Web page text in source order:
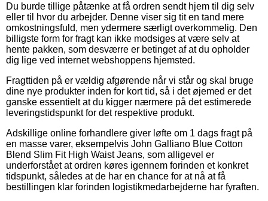
Du burde tillige påtænke at få ordren sendt hjem til dig selv
eller til hvor du arbejder. Denne viser sig tit en tand mere
omkostningsfuld, men ydermere særligt overkommelig. Den
billigste form for fragt kan ikke modsiges at være selv at
hente pakken, som desværre er betinget af at du opholder
dig lige ved internet webshoppens hjemsted.
Fragttiden på er vældig afgørende når vi står og skal bruge
dine nye produkter inden for kort tid, så i det øjemed er det
ganske essentielt at du kigger nærmere på det estimerede
leveringstidspunkt for det respektive produkt.
Adskillige online forhandlere giver løfte om 1 dags fragt på
en masse varer, eksempelvis John Galliano Blue Cotton
Blend Slim Fit High Waist Jeans, som alligevel er
underforstået at ordren køres igennem forinden et konkret
tidspunkt, således at de har en chance for at nå at få
bestillingen klar forinden logistikmedarbejderne har fyraften.